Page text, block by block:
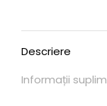
Descriere
Informații